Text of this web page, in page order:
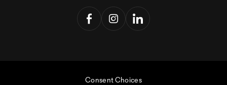
Consent Choices